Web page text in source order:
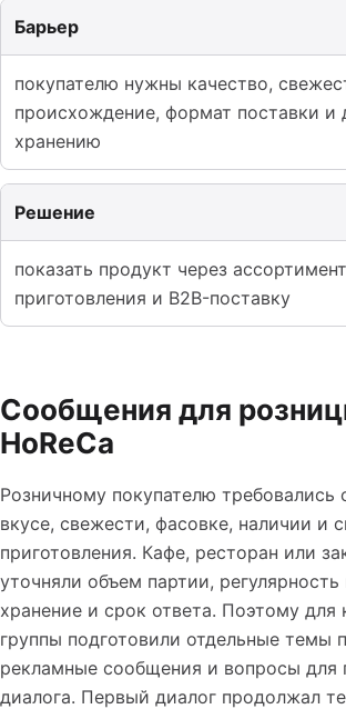
Барьер
покупателю нужны качество,
происхождение, формат поставки и
хранению
Решение
показать продукт через
приготовления и B2B-поставку
Сообщения для
HoReCa
Розничному покупателю требовались
вкусе, свежести, фасовке, наличии и
приготовления. Кафе, ресторан или
уточняли объем партии, регулярность
хранение и срок ответа. Поэтому для
группы подготовили отдельные темы
рекламные сообщения и вопросы для
диалога. Первый диалог продолжал